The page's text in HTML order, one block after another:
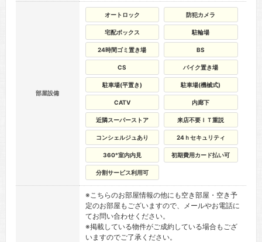
部屋設備
オートロック 防犯カメラ
宅配ボックス 駐輪場
24時間ゴミ置き場 BS
CS バイク置き場
駐車場(平置き) 駐車場(機械式)
CATV 内廊下
近隣スーパーストア 来店不要ＩＴ重説
コンシェルジュあり 24ｈセキュリティ
360°室内内見 初期費用カード払い可
分割サービス利用可
※こちらのお部屋情報の他にも空き部屋・空き予
定のお部屋もございますので、メールやお電話に
てお問い合わせください。
※掲載している物件がご成約している場合もござ
いますのでご了承ください。